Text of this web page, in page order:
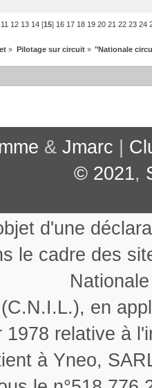
11 12 13 14 [15] 16 17 18 19 20 21 22 23 24
» Pilotage sur circuit» "Nationale
& Jmarc
© 2021,
d'une
le cadre des
en
1978 relative à
à Yneo,